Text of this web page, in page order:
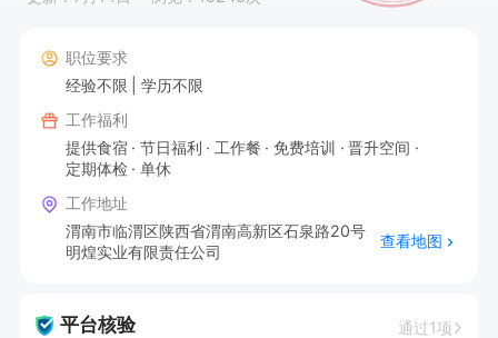
职位要求
经验不限
学历不限
工作福利
提供食宿
节日福利 工作餐 免费培训
晋升空间
定期体检
单休
工作地址
渭南市临渭区陕西省渭南高新区石泉路20号
明煌实业有限责任公司
查看地图
平台核验 通过1项